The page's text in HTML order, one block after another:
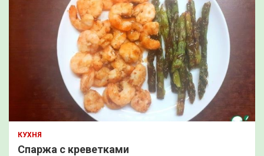
КУХНЯ
Спаржа с креветками